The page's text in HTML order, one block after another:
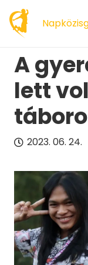
A
lett
2023. 06. 24.